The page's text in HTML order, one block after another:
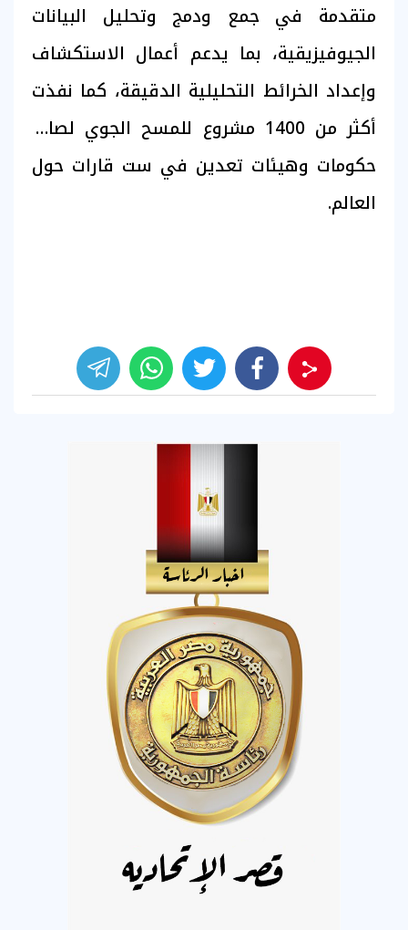
متقدمة في جمع ودمج وتحليل البيانات
الجيوفيزيقية، بما يدعم أعمال الاستكشاف
وإعداد الخرائط التحليلية الدقيقة، كما نفذت
أكثر من 1400 مشروع للمسح الجوي لصالح
حكومات وهيئات تعدين في ست قارات حول
العالم.